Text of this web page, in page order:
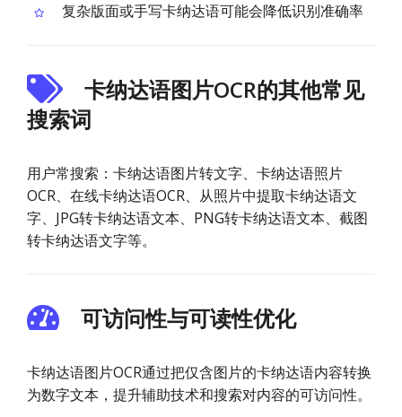
复杂版面或手写卡纳达语可能会降低识别准确率
卡纳达语图片OCR的其他常见
搜索词
用户常搜索：卡纳达语图片转文字、卡纳达语照片
OCR、在线卡纳达语OCR、从照片中提取卡纳达语文
字、JPG转卡纳达语文本、PNG转卡纳达语文本、截图
转卡纳达语文字等。
可访问性与可读性优化
卡纳达语图片OCR通过把仅含图片的卡纳达语内容转换
为数字文本，提升辅助技术和搜索对内容的可访问性。